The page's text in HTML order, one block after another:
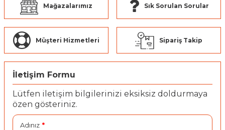
Mağazalarımız Sık Sorulan Sorular
Müşteri Hizmetleri Sipariş Takip
İletişim Formu
Lütfen iletişim bilgilerinizi eksiksiz doldurmaya
özen gösteriniz.
Adınız *